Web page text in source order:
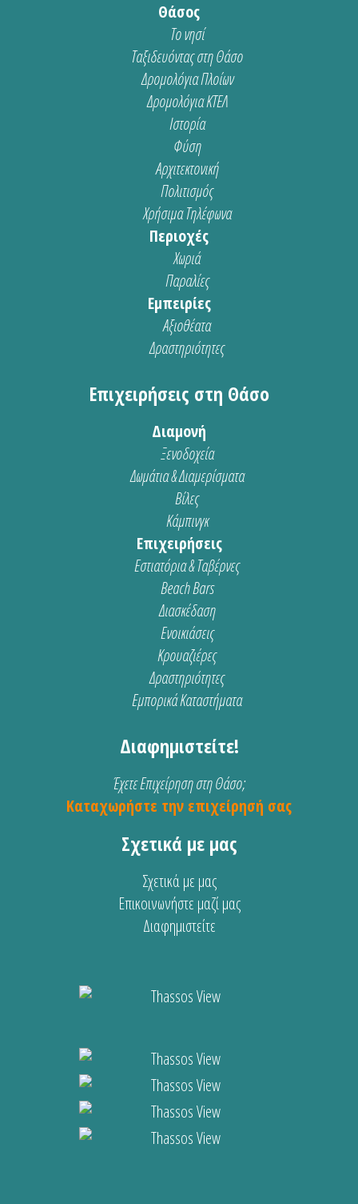
Θάσος
Το νησί
Ταξιδευόντας στη Θάσο
Δρομολόγια Πλοίων
Δρομολόγια ΚΤΕΛ
Ιστορία
Φύση
Αρχιτεκτονική
Πολιτισμός
Χρήσιμα Τηλέφωνα
Περιοχές
Χωριά
Παραλίες
Εμπειρίες
Αξιοθέατα
Δραστηριότητες
Επιχειρήσεις στη Θάσο
Διαμονή
Ξενοδοχεία
Δωμάτια & Διαμερίσματα
Βίλες
Κάμπινγκ
Επιχειρήσεις
Εστιατόρια & Ταβέρνες
Beach Bars
Διασκέδαση
Ενοικιάσεις
Κρουαζιέρες
Δραστηριότητες
Εμπορικά Καταστήματα
Διαφημιστείτε!
Έχετε Επιχείρηση στη Θάσο;
Καταχωρήστε την επιχείρησή σας
Σχετικά με μας
Σχετικά με μας
Επικοινωνήστε μαζί μας
Διαφημιστείτε